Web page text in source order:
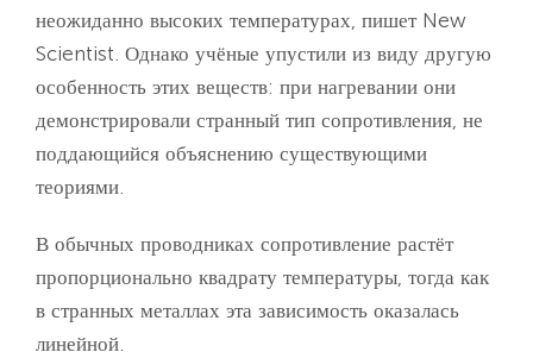
неожиданно высоких температурах, пишет New
Scientist. Однако учёные упустили из виду другую
особенность этих веществ: при нагревании они
демонстрировали странный тип сопротивления, не
поддающийся объяснению существующими
теориями.
В обычных проводниках сопротивление растёт
пропорционально квадрату температуры, тогда как
в странных металлах эта зависимость оказалась
линейной.